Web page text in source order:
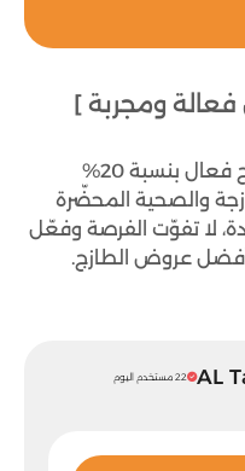
ومجربة ]
احصل الآن على كود خصم الطازج فعال بنسبة 20%
والصحية المحضّرة
لا تفوّت الفرصة وفعّل
أفضل عروض الطازج.
22 مستخدم اليوم